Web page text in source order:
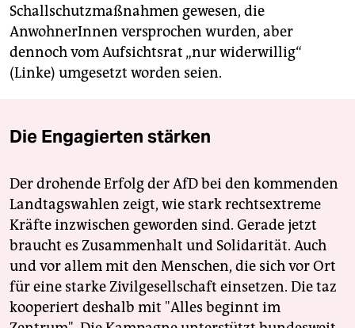
Schallschutzmaßnahmen gewesen, die
AnwohnerInnen versprochen wurden, aber
dennoch vom Aufsichtsrat „nur widerwillig“
(Linke) umgesetzt worden seien.
Die Engagierten stärken
Der drohende Erfolg der AfD bei den kommenden
Landtagswahlen zeigt, wie stark rechtsextreme
Kräfte inzwischen geworden sind. Gerade jetzt
braucht es Zusammenhalt und Solidarität. Auch
und vor allem mit den Menschen, die sich vor Ort
für eine starke Zivilgesellschaft einsetzen. Die taz
kooperiert deshalb mit "Alles beginnt im